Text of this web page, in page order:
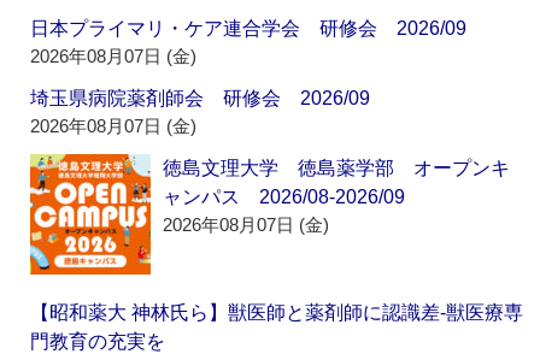
日本プライマリ・ケア連合学会 研修会 2026/09
2026年08月07日 (金)
埼玉県病院薬剤師会 研修会 2026/09
2026年08月07日 (金)
徳島文理大学 徳島薬学部 オープンキ
ャンパス 2026/08-2026/09
2026年08月07日 (金)
【昭和薬大 神林氏ら】獣医師と薬剤師に認識差‐獣医療専
門教育の充実を